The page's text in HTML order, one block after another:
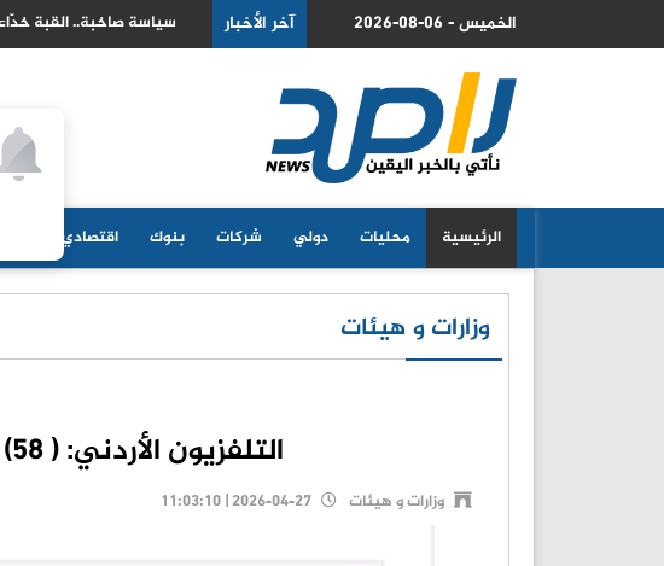
2026-08-06 - الخميس آخر الأخبار وزير الداخلية يعيّن
الرئيسية محليات دولي شركات بنوك اقتصادي
وزارات و هيئات
التلفزيون الأردني: ( ٥٨) عاما من العطاء
وزارات و هيئات